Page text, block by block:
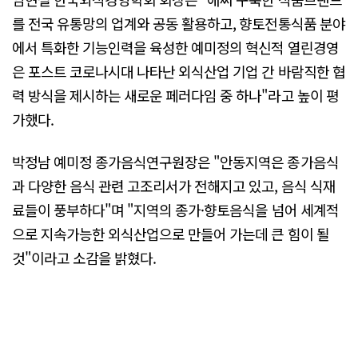
를 전국 유통망의 업계와 공동 활용하고, 향토전통식품 분야
에서 특화한 기능인력을 육성한 예미정의 혁신적 열린경영
은 포스트 코로나시대 나타난 외식산업 기업 간 바람직한 협
력 방식을 제시하는 새로운 페러다임 중 하나"라고 높이 평
가했다.
박정남 예미정 종가음식연구원장은 "안동지역은 종가음식
과 다양한 음식 관련 고조리서가 전해지고 있고, 음식 식재
료들이 풍부하다"며 "지역의 종가·향토음식을 넘어 세계적
으로 지속가능한 외식산업으로 만들어 가는데 큰 힘이 될
것"이라고 소감을 밝혔다.